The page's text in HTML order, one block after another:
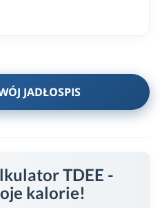
JADŁOSPIS
TDEE -
kalorie!